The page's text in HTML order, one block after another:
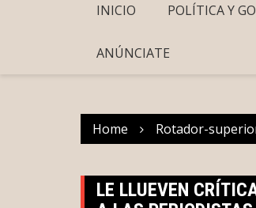
INICIO POLÍTICA Y
ANÚNCIATE
Home Rotador-
LE LLUEVEN